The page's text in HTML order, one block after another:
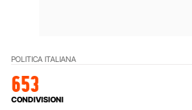
POLITICA ITALIANA
653
CONDIVISIONI